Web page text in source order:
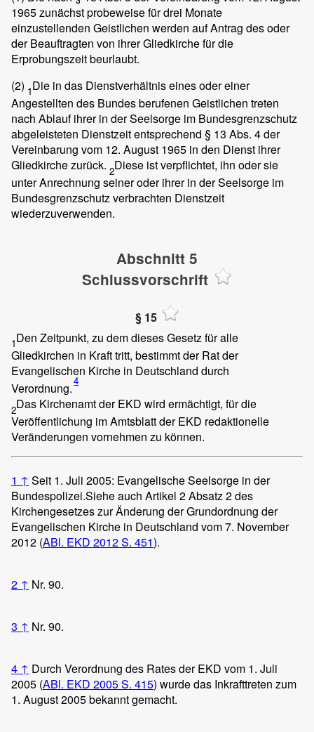
1965 zunächst probeweise für drei Monate
einzustellenden Geistlichen werden auf Antrag des oder
der Beauftragten von ihrer Gliedkirche für die
Erprobungszeit beurlaubt.
(2) 1Die in das Dienstverhältnis eines oder einer
Angestellten des Bundes berufenen Geistlichen treten
nach Ablauf ihrer in der Seelsorge im Bundesgrenzschutz
abgeleisteten Dienstzeit entsprechend § 13 Abs. 4 der
Vereinbarung vom 12. August 1965 in den Dienst ihrer
Gliedkirche zurück. 2Diese ist verpflichtet, ihn oder sie
unter Anrechnung seiner oder ihrer in der Seelsorge im
Bundesgrenzschutz verbrachten Dienstzeit
wiederzuverwenden.
Abschnitt 5
Schlussvorschrift
§ 15
1Den Zeitpunkt, zu dem dieses Gesetz für alle
Gliedkirchen in Kraft tritt, bestimmt der Rat der
Evangelischen Kirche in Deutschland durch
Verordnung.4
2Das Kirchenamt der EKD wird ermächtigt, für die
Veröffentlichung im Amtsblatt der EKD redaktionelle
Veränderungen vornehmen zu können.
1 ↑ Seit 1. Juli 2005: Evangelische Seelsorge in der
Bundespolizei.Siehe auch Artikel 2 Absatz 2 des
Kirchengesetzes zur Änderung der Grundordnung der
Evangelischen Kirche in Deutschland vom 7. November
2012 (ABl. EKD 2012 S. 451).
2 ↑ Nr. 90.
3 ↑ Nr. 90.
4 ↑ Durch Verordnung des Rates der EKD vom 1. Juli
2005 (ABl. EKD 2005 S. 415) wurde das Inkrafttreten zum
1. August 2005 bekannt gemacht.